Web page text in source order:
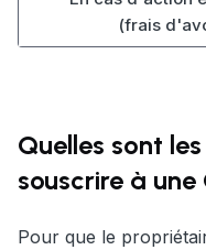
(frais
Quelles sont
souscrire à une
Pour que le